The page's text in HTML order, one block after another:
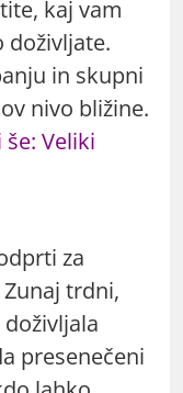
kaj vam
doživljate.
in skupni
nivo bližine.
Veliki
za
trdni,
presenečeni